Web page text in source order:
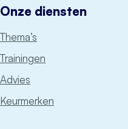
Onze diensten
Thema’s
Trainingen
Advies
Keurmerken